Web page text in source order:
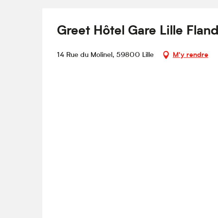
Greet Hôtel Gare Lille
14 Rue du Molinel, 59800 Lille M'y rendre